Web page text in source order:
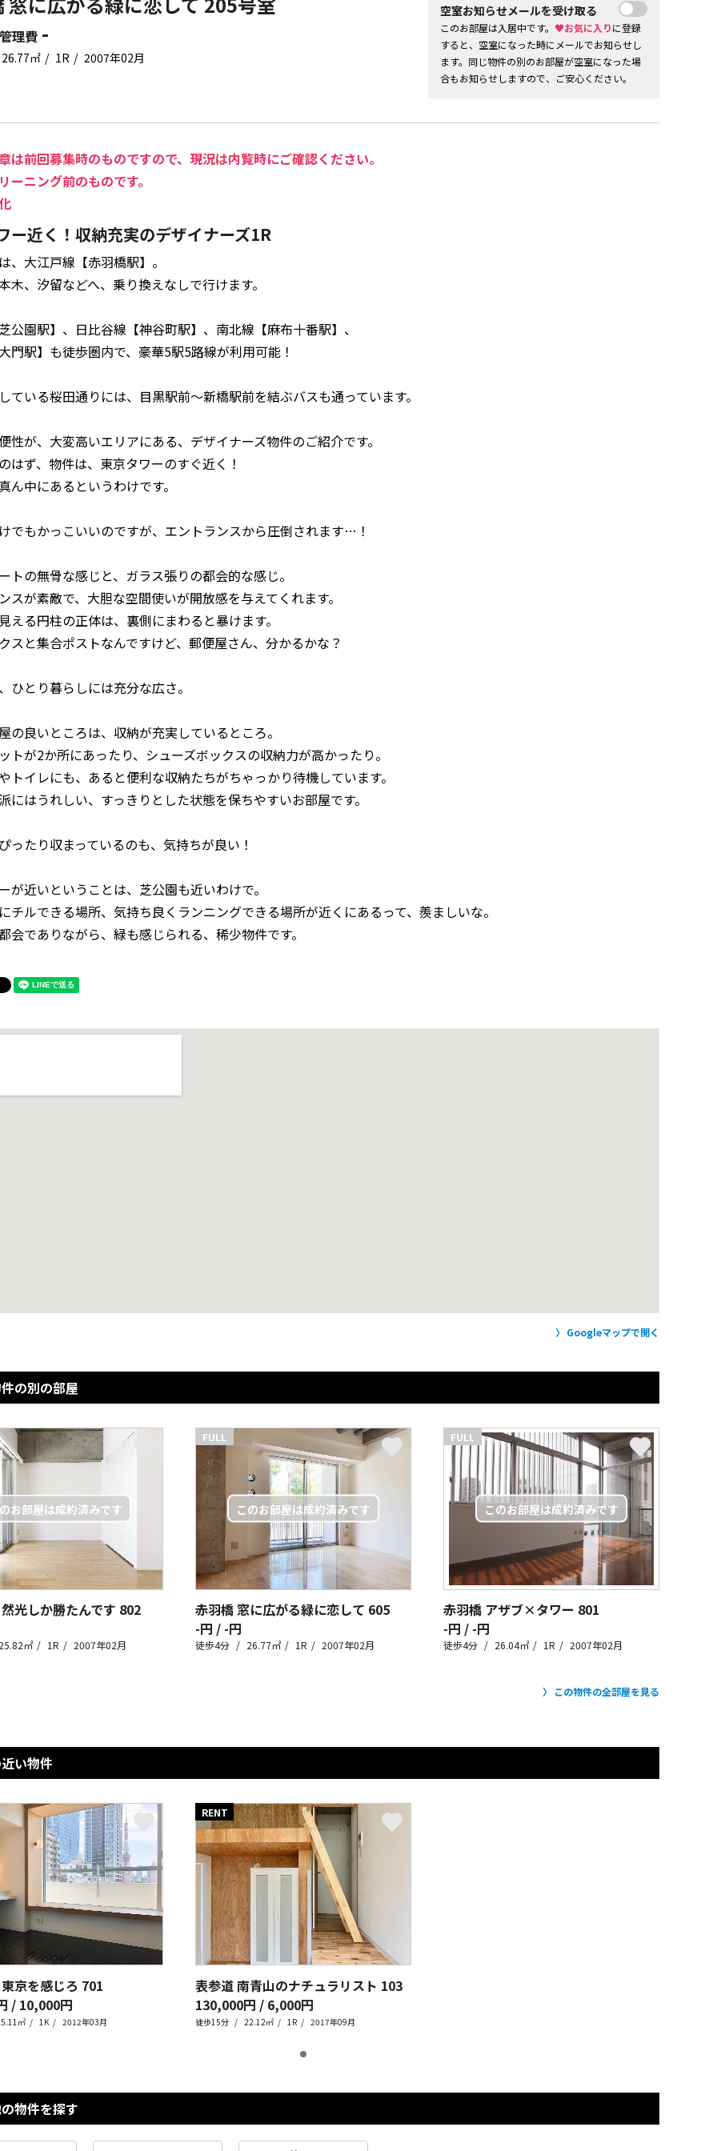
管理費 -
26.77㎡ 1R 2007年02月
空室お知らせメールを受け取る
このお部屋は入居中です。 ♥お気に入りに登録
すると、空室になった時にメールでお知らせし
ます。同じ物件の別のお部屋が空室になった場
合もお知らせしますので、ご安心ください。
は前回募集時のものですので、現況は内覧時にご確認ください。
ーニング前のものです。
ー近く！収納充実のデザイナーズ1R
、大江戸線【赤羽橋駅】。
木、汐留などへ、乗り換えなしで行けます。
公園駅】、日比谷線【神谷町駅】、南北線【麻布十番駅】、
門駅】も徒歩圏内で、豪華5駅5路線が利用可能！
ている桜田通りには、目黒駅前～新橋駅前を結ぶバスも通っています。
性が、大変高いエリアにある、デザイナーズ物件のご紹介です。
はず、物件は、東京タワーのすぐ近く！
ん中にあるというわけです。
でもかっこいいのですが、エントランスから圧倒されます…！
トの無骨な感じと、ガラス張りの都会的な感じ。
スが素敵で、大胆な空間使いが開放感を与えてくれます。
える円柱の正体は、裏側にまわると暴けます。
スと集合ポストなんですけど、郵便屋さん、分かるかな？
ひとり暮らしには充分な広さ。
の良いところは、収納が充実しているところ。
トが2か所にあったり、シューズボックスの収納力が高かったり。
トイレにも、あると便利な収納たちがちゃっかり待機しています。
にはうれしい、すっきりとした状態を保ちやすいお部屋です。
ったり収まっているのも、気持ちが良い！
が近いということは、芝公園も近いわけで。
チルできる場所、気持ち良くランニングできる場所が近くにあるって、羨ましいな。
会でありながら、緑も感じられる、稀少物件です。
Googleマップで開く
の別の部屋
光しか勝たんです 802
㎡ 1R 2007年02月
FULL
赤羽橋 窓に広がる緑に恋して 605
-円 / -円
徒歩4分 26.77㎡ 1R 2007年02月
FULL
赤羽橋 アザブ×タワー 801
-円 / -円
徒歩4分 26.04㎡ 1R 2007年02月
この物件の全部屋を見る
い物件
京を感じろ 701
/ 10,000円
㎡ 1K 2012年03月
RENT
表参道 南青山のナチュラリスト 103
130,000円 / 6,000円
徒歩15分 22.12㎡ 1R 2017年09月
物件を探す